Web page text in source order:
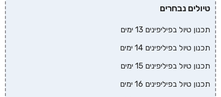
טיולים נבחרים
תכנון טיול בפיליפינים 13 ימים
תכנון טיול בפיליפינים 14 ימים
תכנון טיול בפיליפינים 15 ימים
תכנון טיול בפיליפינים 16 ימים